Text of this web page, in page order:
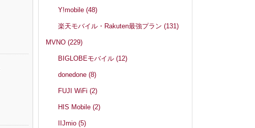
Y!mobile(48)
楽天モバイル・Rakuten最強プラン(131)
MVNO (229)
BIGLOBEモバイル(12)
donedone(8)
FUJI WiFi(2)
HIS Mobile(2)
IIJmio(5)